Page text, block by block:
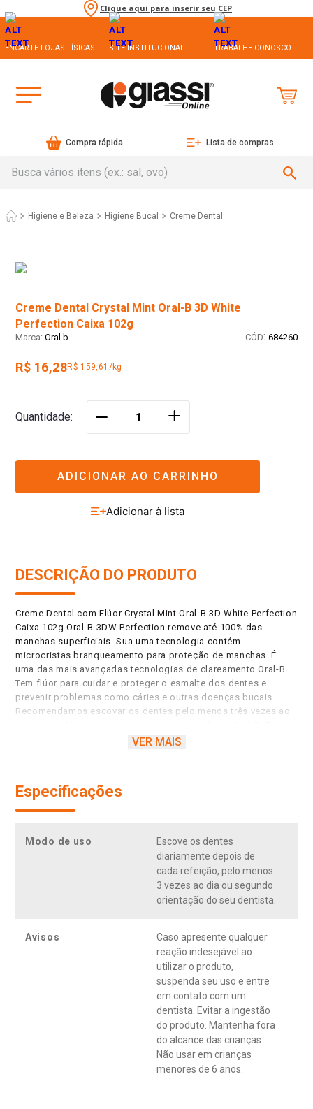
Clique aqui para inserir seu CEP
ENCARTE LOJAS FÍSICAS SITE INSTITUCIONAL TRABALHE CONOSCO
Compra rápida Lista de compras
Higiene e Beleza Higiene Bucal Creme Dental
Creme Dental Crystal Mint Oral-B 3D White
Perfection Caixa 102g
Oral b : 684260
R$ 16,28R$ 159,61/kg
Quantidade ＋
ADICIONAR AO CARRINHO
DESCRIÇÃO DO PRODUTO
Creme Dental com Flúor Crystal Mint Oral-B 3D White Perfection
Caixa 102g Oral-B 3DW Perfection remove até 100% das
manchas superficiais. Sua uma tecnologia contém
microcristas branqueamento para proteção de manchas. É
uma das mais avançadas tecnologias de clareamento Oral-B.
Tem flúor para cuidar e proteger o esmalte dos dentes e
prevenir problemas como cáries e outras doenças bucais.
Recomendamos escovar os dentes pelo menos três vezes ao
até 100% de manchas superficiais. Micro-cristais clareadores*
VER MAIS
Especificações
Modo de uso
Escove os dentes
diariamente depois de
cada refeição, pelo menos
3 vezes ao dia ou segundo
orientação do seu dentista.
Avisos
Caso apresente qualquer
reação indesejável ao
utilizar o produto,
suspenda seu uso e entre
em contato com um
dentista. Evitar a ingestão
do produto. Mantenha fora
do alcance das crianças.
Não usar em crianças
menores de 6 anos.